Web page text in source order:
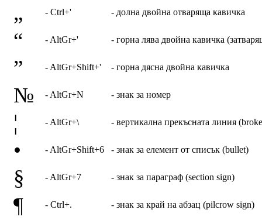
„ - Ctrl+' - долна двойна отваряща кавичка
“ - AltGr+' - горна лява двойна кавичка
” - AltGr+Shift+' - горна дясна двойна кавичка
№ - AltGr+N - знак за номер
¦ - AltGr+\ - вертикална прекъсната линия
• - AltGr+Shift+6 - знак за елемент от списък (bullet)
§ - AltGr+7 - знак за параграф (section sign)
¶ - Ctrl+. - знак за край на абзац (pilcrow sign)